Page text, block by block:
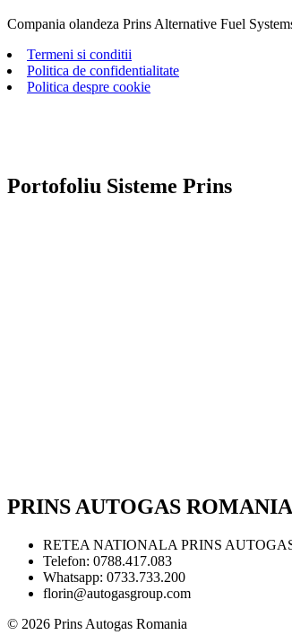
Compania olandeza Prins Alternative Fuel
Termeni si conditii
Politica de confidentialitate
Politica despre cookie
Portofoliu Sisteme Prins
PRINS AUTOGAS ROMANIA
RETEA NATIONALA PRINS
Telefon: 0788.417.083
Whatsapp: 0733.733.200
florin@autogasgroup.com
© 2026 Prins Autogas Romania